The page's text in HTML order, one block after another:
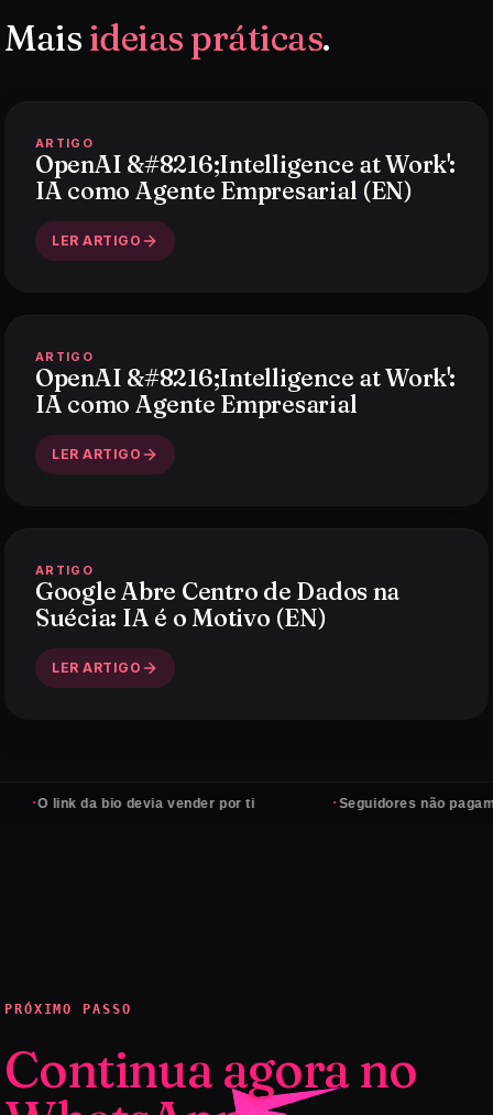
Mais ideias práticas.
ARTIGO
OpenAI &#8216;Intelligence at Work':
IA como Agente Empresarial (EN)
LER ARTIGO
ARTIGO
OpenAI &#8216;Intelligence at Work':
IA como Agente Empresarial
LER ARTIGO
ARTIGO
Google Abre Centro de Dados na
Suécia: IA é o Motivo (EN)
LER ARTIGO
link da bio devia vender por ti Seguidores não pagam
PRÓXIMO PASSO
Continua agora no